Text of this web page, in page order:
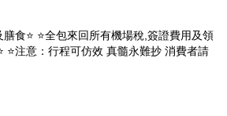
食⭐ ⭐全包來回所有機場稅,簽證費用及領
⭐注意：行程可仿效 真髓永難抄 消費者請